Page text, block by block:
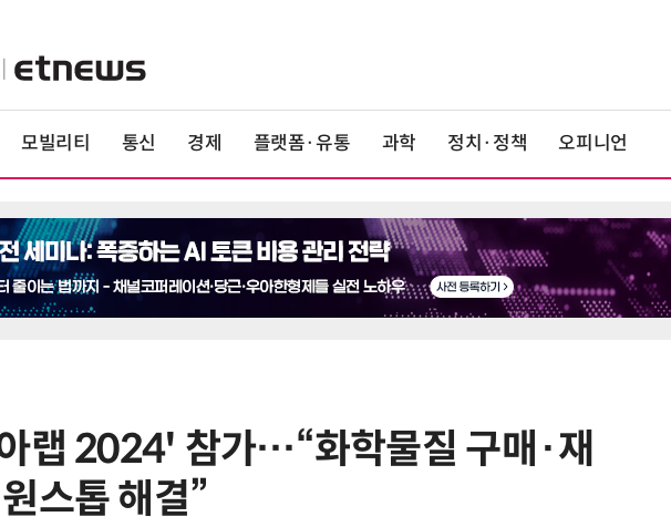
모빌리티 통신 경제 플랫폼·유통 과학 정치·정책 오피니언
랩 2024' 참가…“화학물질 구매·재
스톱 해결”
6
“찰떡같이 알아듣네”…카카오, '카나